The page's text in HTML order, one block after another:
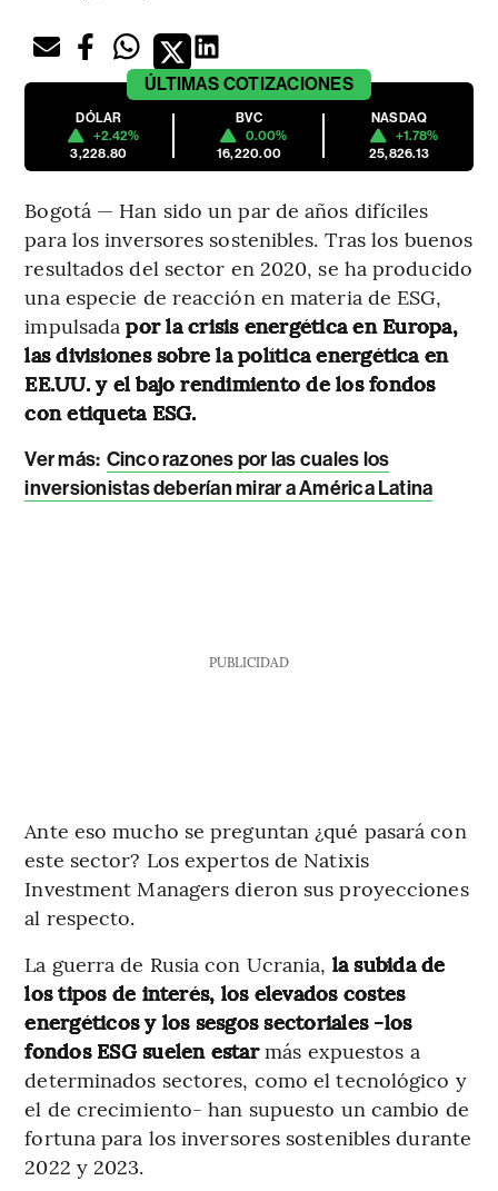
ÚLTIMAS COTIZACIONES
DÓLAR
+2.42%
3,228.80
BVC
0.00%
16,220.00
NASDAQ
+1.78%
25,826.13
Bogotá — Han sido un par de años difíciles
para los inversores sostenibles. Tras los buenos
resultados del sector en 2020, se ha producido
una especie de reacción en materia de ESG,
impulsadapor la crisis energética en Europa,
las divisiones sobre la política energética en
EE.UU. y el bajo rendimiento de los fondos
con etiqueta ESG.
Ver más: Cinco razones por las cuales los
inversionistas deberían mirar a América Latina
PUBLICIDAD
Ante eso mucho se preguntan ¿qué pasará con
este sector? Los expertos de Natixis
Investment Managers dieron sus proyecciones
al respecto.
La guerra de Rusia con Ucrania, la subida de
los tipos de interés, los elevados costes
energéticos y los sesgos sectoriales -los
fondos ESG suelen estarmás expuestos a
determinados sectores, como el tecnológico y
el de crecimiento- han supuesto un cambio de
fortuna para los inversores sostenibles durante
2022 y 2023.